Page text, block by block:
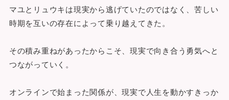
マユとリュウキは現実から逃げていたのではなく、苦しい
時期を互いの存在によって乗り越えてきた。
その積み重ねがあったからこそ、現実で向き合う勇気へと
つながっていく。
オンラインで始まった関係が、現実で人生を動かすきっか